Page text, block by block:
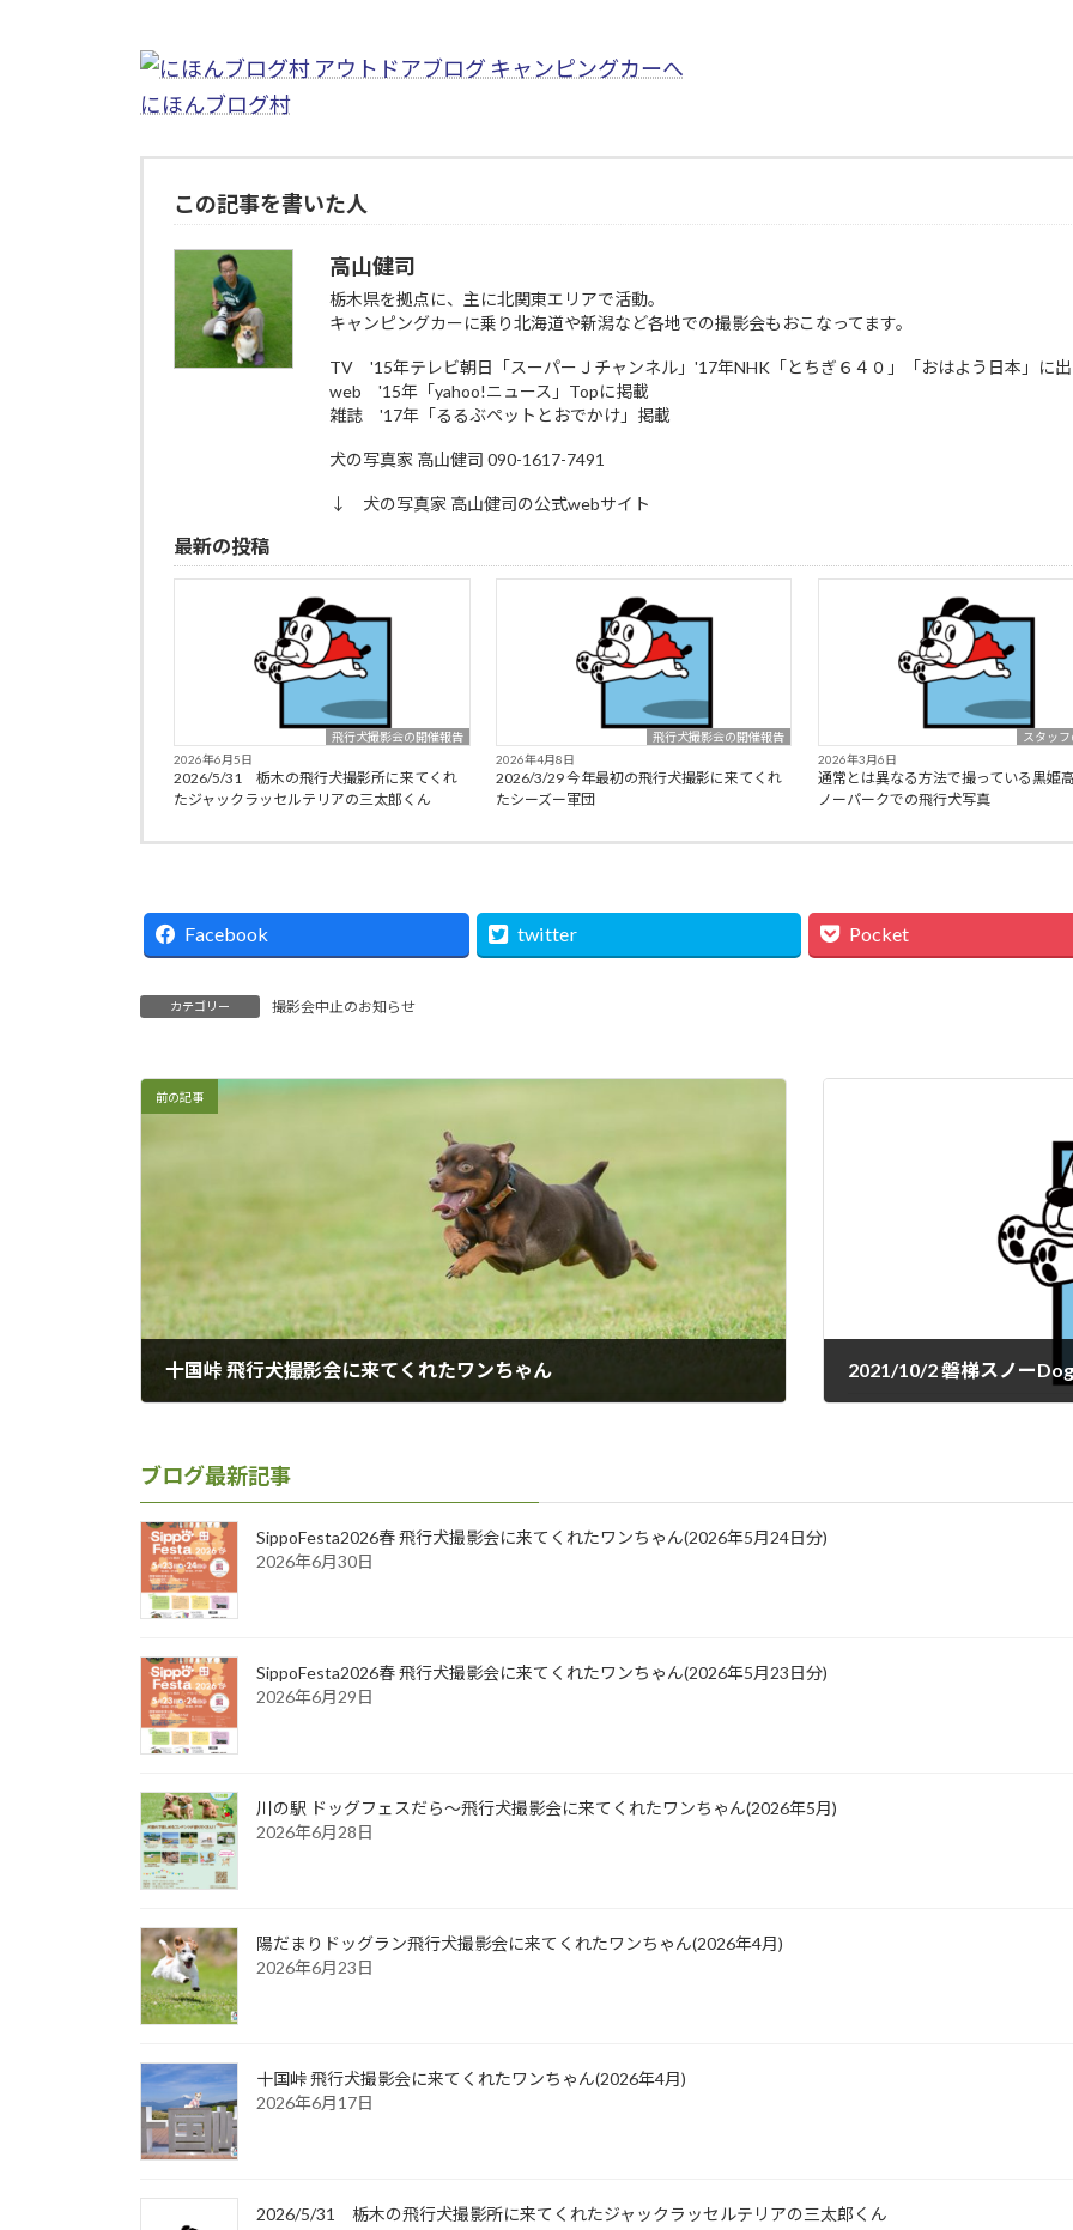
にほんブログ村
この記事を書いた人
高山健司
栃木県を拠点に、主に北関東エリアで活動。
キャンピングカーに乗り北海道や新潟など各地での撮影会もおこなってます。
TV '15年テレビ朝日「スーパーＪチャンネル」'17年NHK「とちぎ６４０」「おはよう日本」に
web '15年「yahoo!ニュース」Topに掲載
雑誌 '17年「るるぶペットとおでかけ」掲載
犬の写真家 高山健司 090-1617-7491
↓ 犬の写真家 高山健司の公式webサイト
最新の投稿
飛行犬撮影会の開催報告
2026年6月5日
2026/5/31 栃木の飛行犬撮影所に来てくれ
たジャックラッセルテリアの三太郎くん
飛行犬撮影会の開催報告
2026年4月8日
2026/3/29 今年最初の飛行犬撮影に来てくれ
たシーズー軍団
スタッ
2026年3月6日
通常とは異なる方法で撮っている黒姫
ノーパークでの飛行犬写真
Facebook twitter Pocket
カテゴリー 撮影会中止のお知らせ
前の記事
十国峠 飛行犬撮影会に来てくれたワンちゃん
ブログ最新記事
SippoFesta2026春 飛行犬撮影会に来てくれたワンちゃん(2026年5月24日分)
2026年6月30日
SippoFesta2026春 飛行犬撮影会に来てくれたワンちゃん(2026年5月23日分)
2026年6月29日
川の駅 ドッグフェスだら～飛行犬撮影会に来てくれたワンちゃん(2026年5月)
2026年6月28日
陽だまりドッグラン飛行犬撮影会に来てくれたワンちゃん(2026年4月)
2026年6月23日
十国峠 飛行犬撮影会に来てくれたワンちゃん(2026年4月)
2026年6月17日
2026/5/31 栃木の飛行犬撮影所に来てくれたジャックラッセルテリアの三太郎くん